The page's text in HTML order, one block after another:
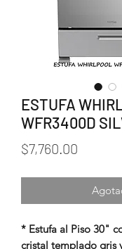
ESTUFA
WFR3400D
$7,760.00
* Estufa al Piso 30"
cristal templado gris